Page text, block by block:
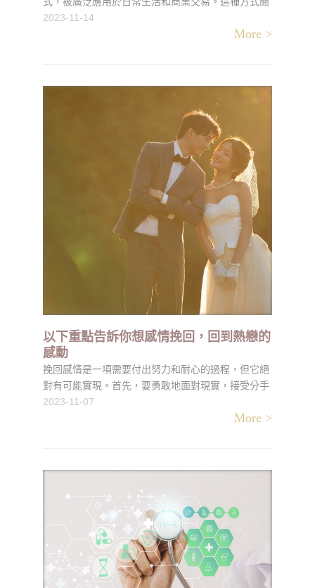
單便捷，但同時也存在一些風險和需要注意的事項。
本文將深入探討支票兌現的概念，揭示其利弊和應注
2023-11-14
More >
以下重點告訴你想感情挽回，回到熱戀的
感動
挽回感情是一項需要付出努力和耐心的過程，但它絕
對有可能實現。首先，要勇敢地面對現實，接受分手
的事實，並理解為什麼關係出現問題。溝通是關鍵，
誠實地交流將有助於解決問題，同時建立新的信任。
2023-11-07
More >